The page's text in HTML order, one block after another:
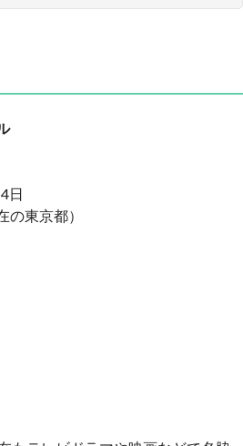
日
東京都）